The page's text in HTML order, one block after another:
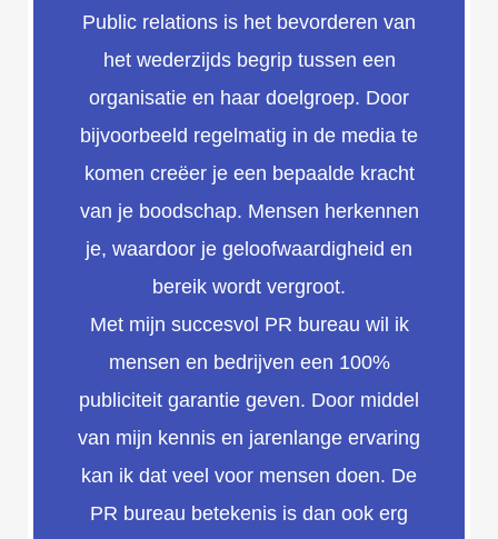
Public relations is het bevorderen van
het wederzijds begrip tussen een
organisatie en haar doelgroep. Door
bijvoorbeeld regelmatig in de media te
komen creëer je een bepaalde kracht
van je boodschap. Mensen herkennen
je, waardoor je geloofwaardigheid en
bereik wordt vergroot.
Met mijn succesvol PR bureau wil ik
mensen en bedrijven een 100%
publiciteit garantie geven. Door middel
van mijn kennis en jarenlange ervaring
kan ik dat veel voor mensen doen. De
PR bureau betekenis is dan ook erg